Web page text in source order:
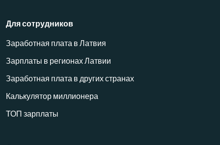
Для сотрудников
Заработная плата в Латвия
Зарплаты в регионах Латвии
Заработная плата в других странах
Калькулятор миллионера
ТОП зарплаты